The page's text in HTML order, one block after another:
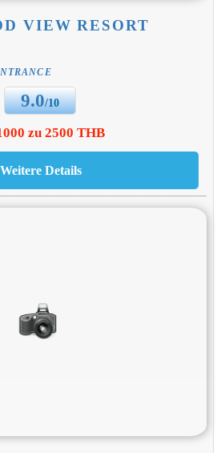
VIEW RESORT
9.0/10
zu 2500 THB